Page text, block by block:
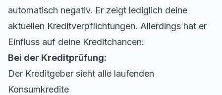
automatisch negativ. Er zeigt lediglich deine
aktuellen Kreditverpflichtungen. Allerdings hat er
Einfluss auf deine Kreditchancen:
Bei der Kreditprüfung:
Der Kreditgeber sieht alle laufenden
Konsumkredite